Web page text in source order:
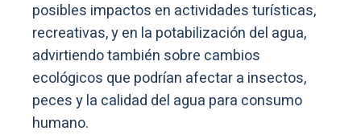
posibles impactos en actividades turísticas,
recreativas, y en la potabilización del agua,
advirtiendo también sobre cambios
ecológicos que podrían afectar a insectos,
peces y la calidad del agua para consumo
humano.